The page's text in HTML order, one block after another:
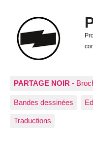
PARTAGE NOIR -
Bandes dessinées
Traductions